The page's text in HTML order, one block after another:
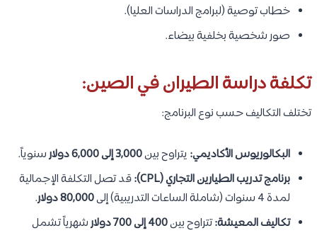
خطاب توصية (لبرامج الدراسات العليا).
صور شخصية بخلفية بيضاء.
تكلفة دراسة الطيران في الصين:
تختلف التكاليف حسب نوع البرنامج:
البكالوريوس الأكاديمي: يتراوح بين3,000 إلى 6,000 دولار
سنوياً.
برنامج تدريب الطيارين التجاري (CPL):
قد تصل التكلفة الإجمالية
لمدة 4 سنوات (شاملة الساعات التدريبية) إلى
80,000 دولار
.
تكاليف المعيشة:تتراوح بين400 إلى 700 دولار
شهرياً تشمل